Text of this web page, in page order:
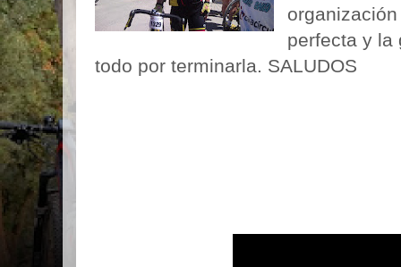
perfecta y la
todo por terminarla. SALUDOS